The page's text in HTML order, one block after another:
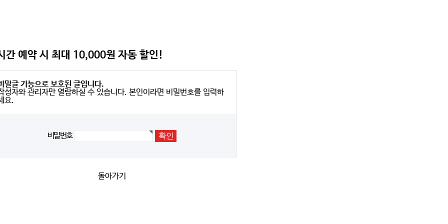
간 예약 시 최대 10,000원 자동 할인!
밀글 기능으로 보호된 글입니다.
성자와 관리자만 열람하실 수 있습니다. 본인이라면 비밀번호를 입력하
요.
비밀번호
돌아가기